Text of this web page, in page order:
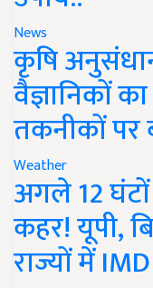
News
कृषि
वैज्ञानिकों
तकनीकों पर
Weather
अगले 12
कहर! यूपी,
राज्यों में